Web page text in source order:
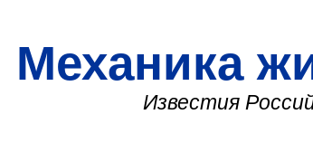
Механика
Известия